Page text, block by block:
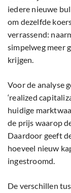
iedere nieuwe
om dezelfde
verrassend:
simpelweg meer
krijgen.
Voor de analyse
‘realized
huidige
de prijs waarop
Daardoor geeft
hoeveel nieuw
ingestroomd.
De verschillen